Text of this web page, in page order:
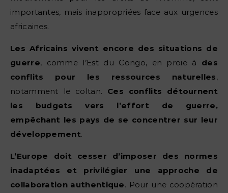
importantes, mais inappropriées face aux urgences
africaines.
Les Africains vivent encore des situations de
guerre, comme l’Est du Congo, en proie à des
conflits pour les ressources naturelles,
notamment le coltan. Ces conflits détournent
les budgets vers l’effort de guerre,
empêchant les pays de se concentrer sur leur
développement.
L’Europe doit cesser d’imposer des normes
inadaptées et privilégier une approche de
collaboration authentique. Pour une coopération